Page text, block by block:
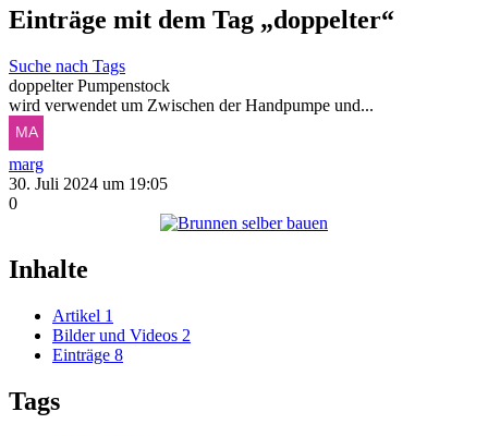
Einträge mit dem Tag „doppelter“
Suche nach Tags
doppelter Pumpenstock
wird verwendet um Zwischen der Handpumpe und...
marg
30. Juli 2024 um 19:05
0
Inhalte
Artikel 1
Bilder und Videos 2
Einträge 8
Tags